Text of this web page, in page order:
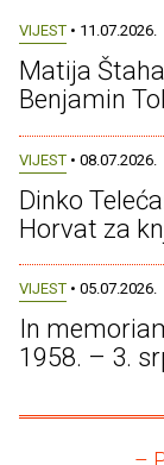
VIJEST • 11.07.2026.
Matija
Benjamin
VIJEST • 08.07.2026.
Dinko
Horvat za
VIJEST • 05.07.2026.
In
1958. – 3.
–